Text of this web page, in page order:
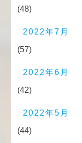
(48)
2022年7月
(57)
2022年6月
(42)
2022年5月
(44)